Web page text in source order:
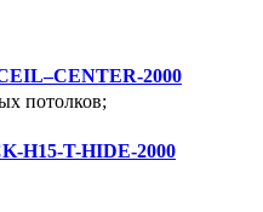
2000
потолков;
H15-T-HIDE-2000